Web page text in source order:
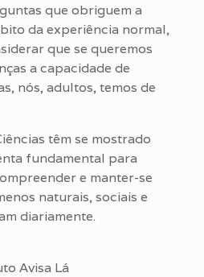
que obriguem a
da experiência normal,
que se queremos
a capacidade de
nós, adultos, temos de
têm se mostrado
fundamental para
e manter-se
naturais, sociais e
diariamente.
Avisa Lá